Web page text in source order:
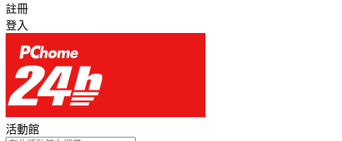
註冊
登入
活動館